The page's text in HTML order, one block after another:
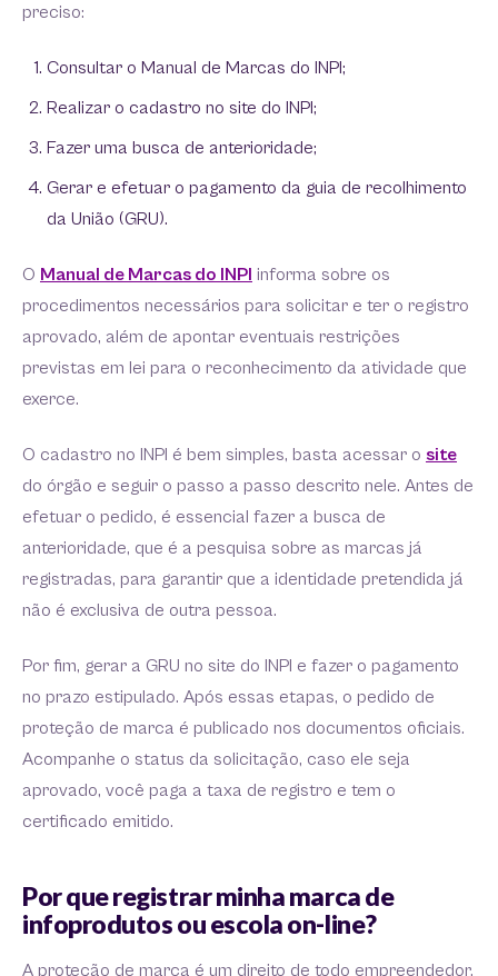
preciso:
Consultar o Manual de Marcas do INPI;
Realizar o cadastro no site do INPI;
Fazer uma busca de anterioridade;
Gerar e efetuar o pagamento da guia de recolhimento
da União (GRU).
O Manual de Marcas do INPI informa sobre os
procedimentos necessários para solicitar e ter o registro
aprovado, além de apontar eventuais restrições
previstas em lei para o reconhecimento da atividade que
exerce.
O cadastro no INPI é bem simples, basta acessar o site
do órgão e seguir o passo a passo descrito nele. Antes de
efetuar o pedido, é essencial fazer a busca de
anterioridade, que é a pesquisa sobre as marcas já
registradas, para garantir que a identidade pretendida já
não é exclusiva de outra pessoa.
Por fim, gerar a GRU no site do INPI e fazer o pagamento
no prazo estipulado. Após essas etapas, o pedido de
proteção de marca é publicado nos documentos oficiais.
Acompanhe o status da solicitação, caso ele seja
aprovado, você paga a taxa de registro e tem o
certificado emitido.
Por que registrar minha marca de
infoprodutos ou escola on-line?
A proteção de marca é um direito de todo empreendedor,